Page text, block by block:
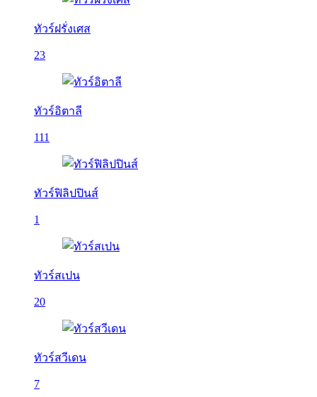
ทัวร์ฝรั่งเศส
23
ทัวร์อิตาลี
111
ทัวร์ฟิลิปปินส์
1
ทัวร์สเปน
20
ทัวร์สวีเดน
7